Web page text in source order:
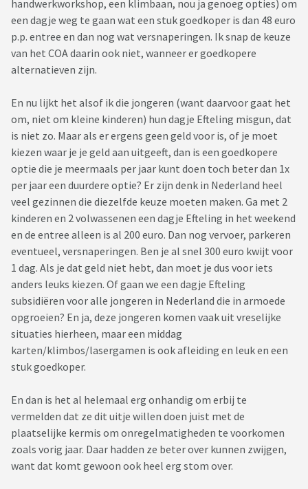
handwerkworkshop, een klimbaan, nou ja genoeg opties) om
een dagje weg te gaan wat een stuk goedkoper is dan 48 euro
p.p. entree en dan nog wat versnaperingen. Ik snap de keuze
van het COA daarin ook niet, wanneer er goedkopere
alternatieven zijn.
En nu lijkt het alsof ik die jongeren (want daarvoor gaat het
om, niet om kleine kinderen) hun dagje Efteling misgun, dat
is niet zo. Maar als er ergens geen geld voor is, of je moet
kiezen waar je je geld aan uitgeeft, dan is een goedkopere
optie die je meermaals per jaar kunt doen toch beter dan 1x
per jaar een duurdere optie? Er zijn denk in Nederland heel
veel gezinnen die diezelfde keuze moeten maken. Ga met 2
kinderen en 2 volwassenen een dagje Efteling in het weekend
en de entree alleen is al 200 euro. Dan nog vervoer, parkeren
eventueel, versnaperingen. Ben je al snel 300 euro kwijt voor
1 dag. Als je dat geld niet hebt, dan moet je dus voor iets
anders leuks kiezen. Of gaan we een dagje Efteling
subsidiëren voor alle jongeren in Nederland die in armoede
opgroeien? En ja, deze jongeren komen vaak uit vreselijke
situaties hierheen, maar een middag
karten/klimbos/lasergamen is ook afleiding en leuk en een
stuk goedkoper.
En dan is het al helemaal erg onhandig om erbij te
vermelden dat ze dit uitje willen doen juist met de
plaatselijke kermis om onregelmatigheden te voorkomen
zoals vorig jaar. Daar hadden ze beter over kunnen zwijgen,
want dat komt gewoon ook heel erg stom over.